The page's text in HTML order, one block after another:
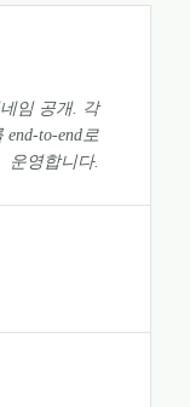
임 공개. 각
to-end로
운영합니다.